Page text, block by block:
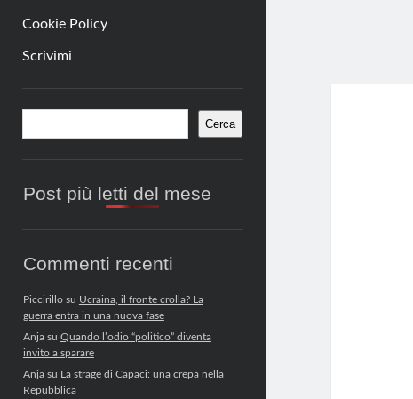
Cookie Policy
Scrivimi
Barra
laterale
Cerca
Post più letti del mese
Commenti recenti
Piccirillosu Ucraina, il fronte crolla? La
guerra entra in una nuova fase
Anjasu Quando l’odio “politico” diventa
invito a sparare
Anjasu La strage di Capaci: una crepa nella
Repubblica